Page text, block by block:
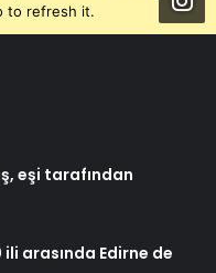
to refresh it.
eşi tarafından
ili arasında Edirne de